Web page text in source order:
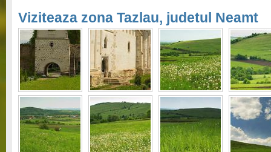
Viziteaza zona Tazlau, judetul Neamt